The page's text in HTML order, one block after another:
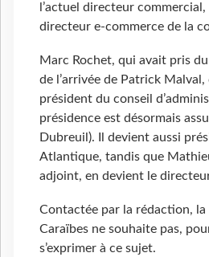
l’actuel directeur
directeur e-commerce de la
Marc Rochet, qui avait pris
de l’arrivée de Patrick
président du conseil
présidence est désormais
Dubreuil). Il devient aussi
Atlantique, tandis que
adjoint, en devient le
Contactée par la rédaction, la
Caraïbes ne souhaite pas,
s’exprimer à ce sujet.